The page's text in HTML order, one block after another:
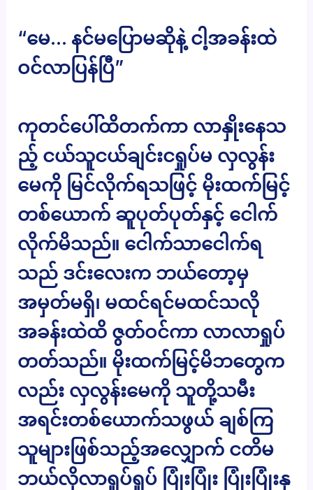
“မေ… နင်မပြောမဆိုနဲ့ ငါ့အခန်းထဲ
ဝင်လာပြန်ပြီ”
ကုတင်ပေါ်ထိတက်ကာ လာနှိုးနေသ
ည့် ငယ်သူငယ်ချင်းငရှုပ်မ လှလွန်း
မေကို မြင်လိုက်ရသဖြင့် မိုးထက်မြင့်
တစ်ယောက် ဆူပုတ်ပုတ်နှင့် ငေါက်
လိုက်မိသည်။ ငေါက်သာငေါက်ရ
သည် ဒင်းလေးက ဘယ်တော့မှ
အမှတ်မရှိ၊ မထင်ရင်မထင်သလို
အခန်းထဲထိ ဇွတ်ဝင်ကာ လာလာရှုပ်
တတ်သည်။ မိုးထက်မြင့်မိဘတွေက
လည်း လှလွန်းမေကို သူတို့သမီး
အရင်းတစ်ယောက်သဖွယ် ချစ်ကြ
သူများဖြစ်သည့်အလျှောက် ငတိမ
ဘယ်လိုလာရှုပ်ရှုပ် ပြုံးပြုံး ပြုံးပြုံးနှ